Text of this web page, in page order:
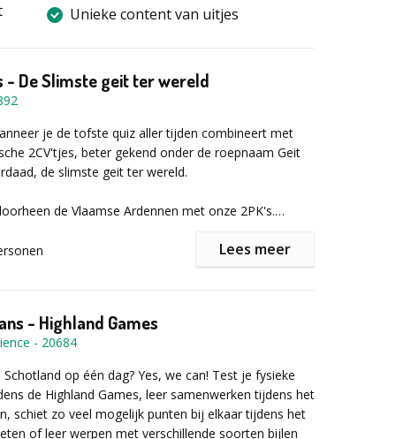
Unieke content van uitjes
- De Slimste geit ter wereld
je de tofste quiz aller tijden combineert met
2CV'tjes, beter gekend onder de roepnaam Geit
de slimste geit ter wereld.
de Vlaamse Ardennen met onze 2PK's.
punt op kaart.
oplossen van de vragen en raadsels krijgen jullie
de score van de anderen.
op Pladutse 3 volgt de ontknoping en komen we
jullie team voor één jaar de Slimste Geit ter
Lees meer
- Highland Games
- 20684
op één dag? Yes, we can! Test je fysieke
de Highland Games, leer samenwerken tijdens het
schiet zo veel mogelijk punten bij elkaar tijdens het
of leer werpen met verschillende soorten bijlen